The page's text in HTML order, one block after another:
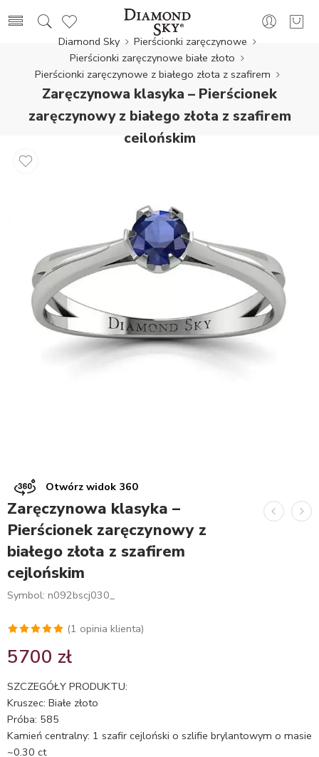
Diamond Sky
Pierścionki zaręczynowe
Pierścionki zaręczynowe białe złoto
Pierścionki zaręczynowe z białego złota z szafirem
Zaręczynowa klasyka – Pierścionek
zaręczynowy z białego złota z szafirem
cejlońskim
Otwórz widok 360
Zaręczynowa klasyka –
Pierścionek zaręczynowy z
białego złota z szafirem
cejlońskim
Symbol: n092bscj030_
5.00 na 5
oceny
(1 opinia klienta)
5700 zł
SZCZEGÓŁY PRODUKTU:
Kruszec: Białe złoto
Próba: 585
Kamień centralny: 1 szafir cejloński o szlifie brylantowym o masie
~0.30 ct